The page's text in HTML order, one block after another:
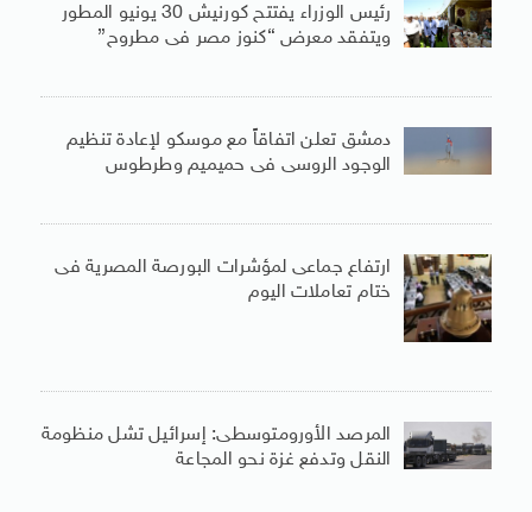
رئيس الوزراء يفتتح كورنيش 30 يونيو المطور
ويتفقد معرض “كنوز مصر فى مطروح”
دمشق تعلن اتفاقاً مع موسكو لإعادة تنظيم
الوجود الروسى فى حميميم وطرطوس
ارتفاع جماعى لمؤشرات البورصة المصرية فى
ختام تعاملات اليوم
المرصد الأورومتوسطى: إسرائيل تشل منظومة
النقل وتدفع غزة نحو المجاعة